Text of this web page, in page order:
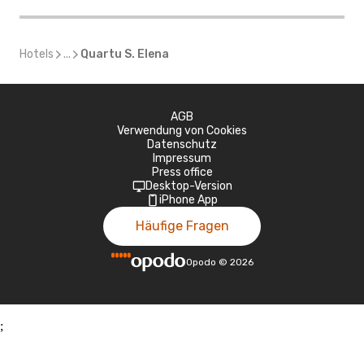
Hotels ... Quartu S. Elena
AGB
Verwendung von Cookies
Datenschutz
Impressum
Press office
Desktop-Version
iPhone App
Häufige Fragen
Opodo © 2026
;